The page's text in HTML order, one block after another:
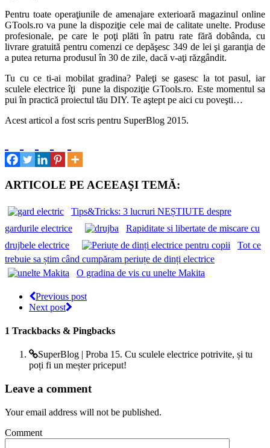
Pentru toate operaţiunile de amenajare exterioară magazinul online
GTools.ro va pune la dispoziţie cele mai de calitate unelte. Produse
profesionale, pe care le poţi plăti în patru rate fără dobânda, cu
livrare gratuită pentru comenzi ce depăşesc 349 de lei şi garanţia de
a putea returna produsul în 30 de zile, dacă v-aţi răzgândit.
Tu cu ce ti-ai mobilat gradina? Paleţi se gasesc la tot pasul, iar
sculele electrice îţi pune la dispoziţie GTools.ro. Este momentul sa
pui în practică proiectul tău DIY. Te aştept pe aici cu poveşti…
Acest articol a fost scris pentru SuperBlog 2015.
ARTICOLE PE ACEEAŞI TEMĂ:
Tips&Tricks: 3 lucruri NEȘTIUTE despre
gardurile electrice
Rapiditate si libertate de miscare cu
drujbele electrice
Tot ce
trebuie sa știm când cumpăram periuțe de dinți electrice
O gradina de vis cu unelte Makita
Previous post
Next post
1 Trackbacks & Pingbacks
SuperBlog | Proba 15. Cu sculele electrice potrivite, și tu
poți fi un meșter priceput!
Leave a comment
Your email address will not be published.
Comment